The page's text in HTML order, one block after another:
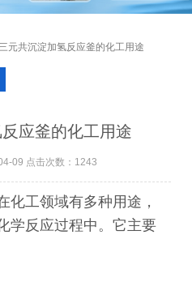
元共沉淀加氢反应釜的化工用途
应釜的化工用途
09 点击次数：1243
化工领域有多种用途，
学反应过程中。它主要